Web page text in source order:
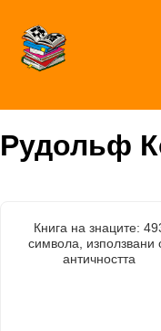
Рудольф
Книга на знаците:
символа, използвани
античността